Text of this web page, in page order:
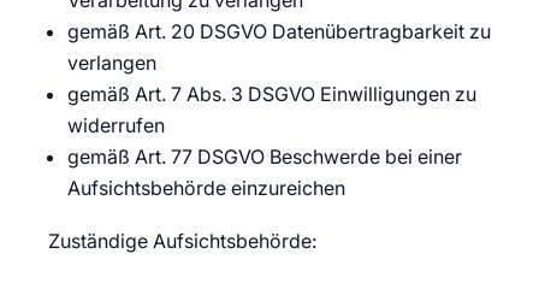
gemäß Art. 20 DSGVO Datenübertragbarkeit zu
verlangen
gemäß Art. 7 Abs. 3 DSGVO Einwilligungen zu
widerrufen
gemäß Art. 77 DSGVO Beschwerde bei einer
Aufsichtsbehörde einzureichen
Zuständige Aufsichtsbehörde: